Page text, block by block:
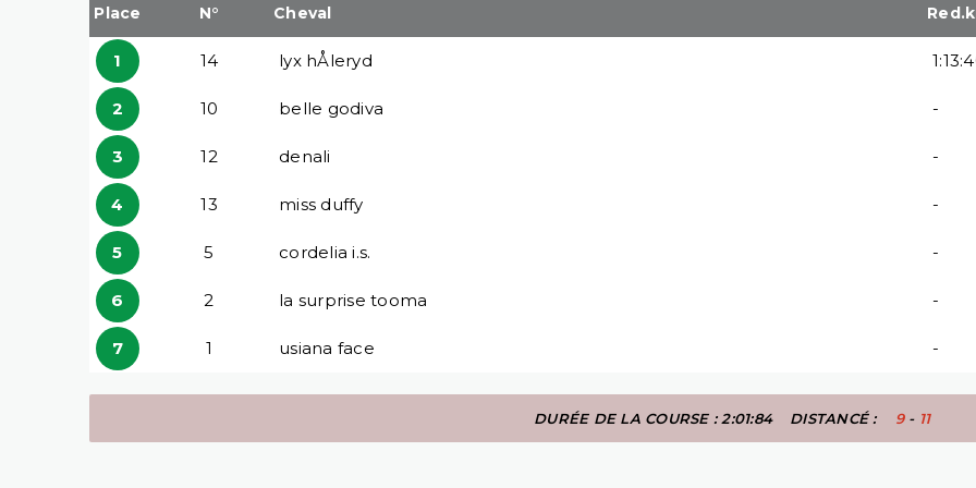
Place N° Cheval
1 14 lyx hÅleryd
2 10 belle godiva -
3 12 denali -
4 13 miss duffy -
5 5 cordelia i.s. -
6 2 la surprise tooma -
7 1 usiana face -
DURÉE DE LA COURSE : 2:01:84 DISTANCÉ : 9- 11